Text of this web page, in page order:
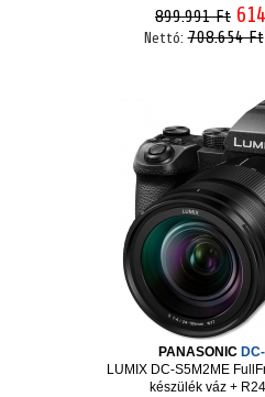
899.991 Ft
Nettó:708.654 Ft
PANASONIC
LUMIX DC-S5M2ME
készülék váz +